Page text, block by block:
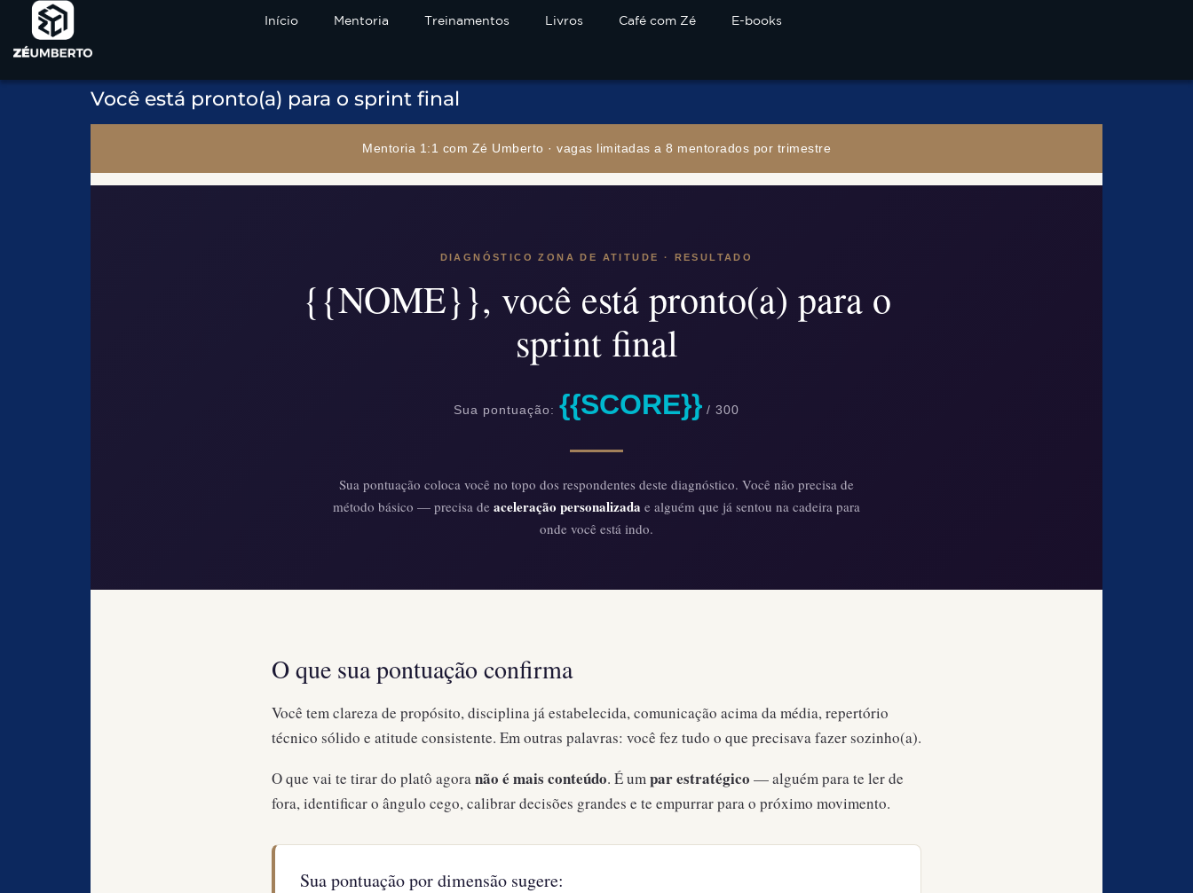
Início Mentoria Treinamentos Livros Café com Zé E-books
Você está pronto(a) para o sprint final
Mentoria 1:1 com Zé Umberto · vagas limitadas a 8 mentorados por trimestre
DIAGNÓSTICO ZONA DE ATITUDE · RESULTADO
{{NOME}}, você está pronto(a) para o
sprint final
Sua pontuação: {{SCORE}} / 300
Sua pontuação coloca você no topo dos respondentes deste diagnóstico. Você não precisa de
método básico — precisa de aceleração personalizada e alguém que já sentou na cadeira para
onde você está indo.
O que sua pontuação confirma
Você tem clareza de propósito, disciplina já estabelecida, comunicação acima da média, repertório
técnico sólido e atitude consistente. Em outras palavras: você fez tudo o que precisava fazer sozinho(a).
O que vai te tirar do platô agoranão é mais conteúdo. É umpar estratégico — alguém para te ler de
fora, identificar o ângulo cego, calibrar decisões grandes e te empurrar para o próximo movimento.
Sua pontuação por dimensão sugere: